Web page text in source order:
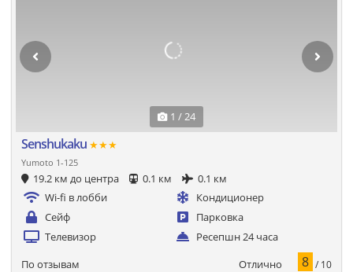
1 / 24
Senshukaku ★★★
Yumoto 1-125
19.2 км до центра 0.1 км
0.1 км
Wi-fi в лобби
Кондиционер
Сейф
Парковка
Телевизор
Ресепшн 24 часа
По отзывам Отлично 8 / 10